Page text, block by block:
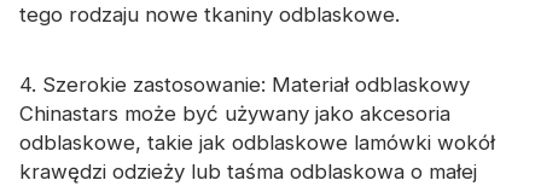
tego rodzaju nowe tkaniny odblaskowe.
4. Szerokie zastosowanie: Materiał odblaskowy
Chinastars może być używany jako akcesoria
odblaskowe, takie jak odblaskowe lamówki wokół
krawędzi odzieży lub taśma odblaskowa o małej